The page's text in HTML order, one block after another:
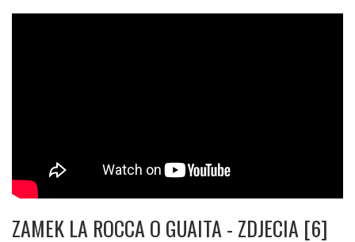
ZAMEK LA ROCCA O GUAITA - ZDJECIA [6]